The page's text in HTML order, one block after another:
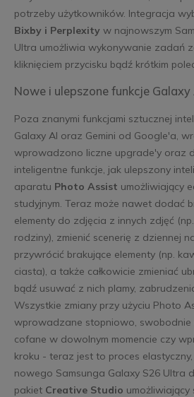
potrzeby użytkowników. Integracja
Bixby i Perplexityw najnowszym
Ultra umożliwia wykonywanie zadań
kliknięciem przycisku bądź krótkim
Nowe i ulepszone funkcje Galaxy
Poza znanymi funkcjami sztucznej
Galaxy AI oraz Gemini od Google'a,
wprowadzono liczne upgrade'y oraz
inteligentne funkcje, jak ulepszony
aparatu Photo Assist umożliwiający
studyjnym. Teraz może nawet dodać
elementy do zdjęcia z innych zdjęć
rodziny), zmienić scenerię z dziennej
przywrócić brakujące elementy (np.
ciasta), a także całkowicie zmieniać
bądź usuwać z nich plamy,
Wszystkie zmiany przy użyciu Photo
wprowadzane stopniowo,
cofane w dowolnym momencie czy
kroku - teraz jest to proces
nowego Samsunga Galaxy S26 Ultra
pakiet Creative Studio umożliwiający